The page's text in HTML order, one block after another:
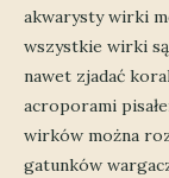
akwarysty wirki
wszystkie wirki są
nawet zjadać
acroporami
wirków można
gatunków